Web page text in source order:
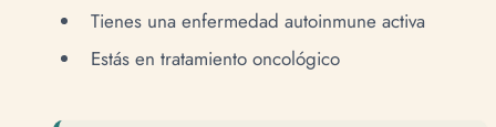
Tienes una enfermedad autoinmune activa
Estás en tratamiento oncológico